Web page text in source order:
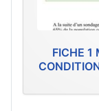
FICHE 1